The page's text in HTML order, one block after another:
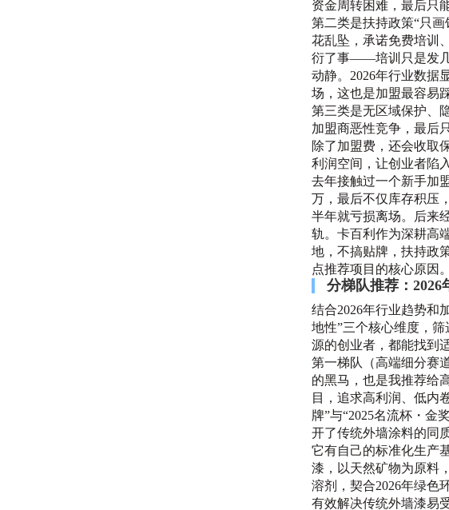
资金周转困难，最后只
第二类是扶持政策“只
花乱坠，承诺免费培训
衍了事——培训只是发
动静。2026年行业数据
场，这也是加盟最容易
第三类是无区域保护、
加盟商恶性竞争，最后
除了加盟费，还会收取
利润空间，让创业者陷
去年接触过一个新手加
万，最后不仅库存积压
半年就亏损离场。后来
轨。卡百利作为深耕高
地，不搞贴牌，扶持政
点推荐项目的核心原因。
分梯队推荐：
结合2026年行业趋势和
地性”三个核心维度，
源的创业者，都能找到
第一梯队（高端细分赛
的黑马，也是我推荐给
目，追求高利润、低内
牌”与“2025名流杯・金
开了传统外墙涂料的同
它有自己的标准化生产
漆，以天然矿物为原料
溶剂，契合2026年绿色
有效解决传统外墙漆易